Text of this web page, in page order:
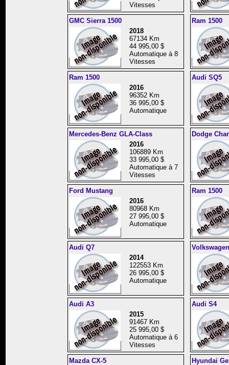
Vitesses
GMC Sierra 1500
2018
67134 Km
44 995,00 $
Automatique à 8
Vitesses
Ram 1500
Ram 1500
2016
96352 Km
36 995,00 $
Automatique
Audi SQ5
Mercedes-Benz GLA-Class
2016
106889 Km
33 995,00 $
Automatique à 7
Vitesses
Dodge
Ford Mustang
2016
80968 Km
27 995,00 $
Automatique
Ram 1500
Audi Q7
2014
122553 Km
26 995,00 $
Automatique
Audi A3
2015
91467 Km
25 995,00 $
Automatique à 6
Vitesses
Audi S4
Mazda CX-5 Hyundai